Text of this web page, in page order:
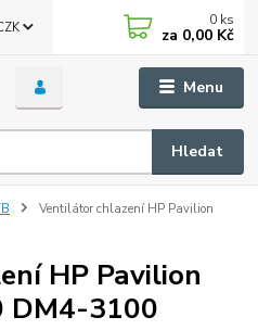
Menu
Hledat
0 ks
za 0,00 Kč
Ventilátor chlazení HP Pavilion
HP Pavilion
DM4-3100